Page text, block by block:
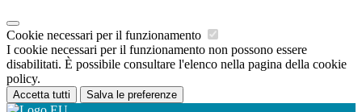
Cookie necessari per il funzionamento
I cookie necessari per il funzionamento non possono essere
disabilitati. È possibile consultare l'elenco nella pagina della cookie
policy.
Accetta tutti Salva le preferenze